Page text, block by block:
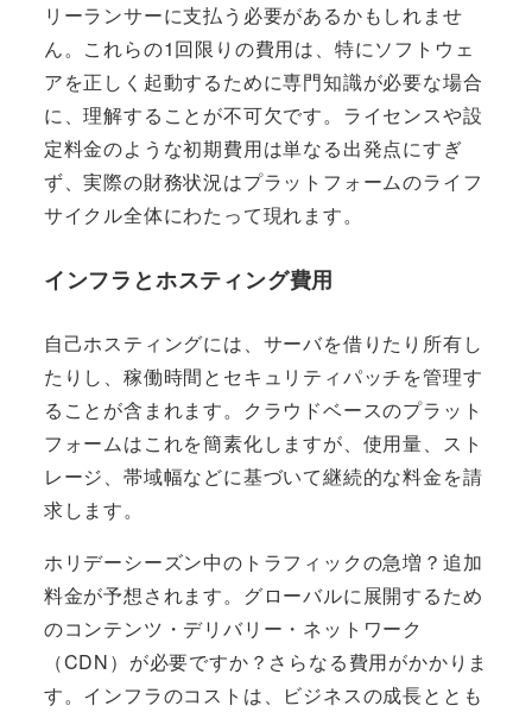
リーランサーに支払う必要があるかもしれませ
ん。これらの1回限りの費用は、特にソフトウェ
アを正しく起動するために専門知識が必要な場合
に、理解することが不可欠です。ライセンスや設
定料金のような初期費用は単なる出発点にすぎ
ず、実際の財務状況はプラットフォームのライフ
サイクル全体にわたって現れます。
インフラとホスティング費用
自己ホスティングには、サーバを借りたり所有し
たりし、稼働時間とセキュリティパッチを管理す
ることが含まれます。クラウドベースのプラット
フォームはこれを簡素化しますが、使用量、スト
レージ、帯域幅などに基づいて継続的な料金を請
求します。
ホリデーシーズン中のトラフィックの急増？追加
料金が予想されます。グローバルに展開するため
のコンテンツ・デリバリー・ネットワーク
（CDN）が必要ですか？さらなる費用がかかりま
す。インフラのコストは、ビジネスの成長ととも